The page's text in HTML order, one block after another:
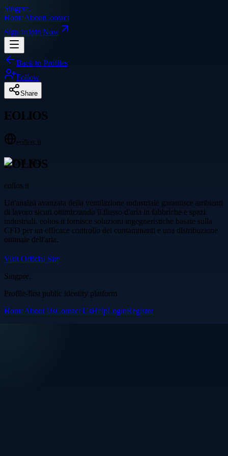
Singpre.
HomeAboutContact
Sign InJoin Now
Back to Profiles
Follow
Share
EOLIOS
eolios.it
EOLIOS
eolios.it
Un'analisi avanzata della ventilazione industriale garantisce ambienti
di lavoro sicuri ottimizzando il flusso d'aria in fabbriche e spazi
industriali. eolios.it fornisce soluzioni ingegneristiche basate sulla
CFD per un efficace controllo dei contaminanti e una distribuzione
ottimale dell'aria.
Visit Official Site
Singpre.
Profile-first public identity platform
HomeAbout UsContact UsHelpLoginRegister